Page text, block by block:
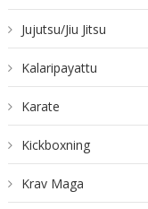
Jujutsu/Jiu Jitsu
Kalaripayattu
Karate
Kickboxning
Krav Maga